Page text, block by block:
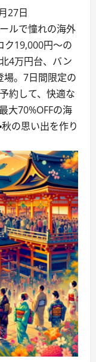
27日
ルで憧れの海外
19,000円～の
4万円台、バン
場。7日間限定の
約して、快適な
大70%OFFの海
の思い出を作り